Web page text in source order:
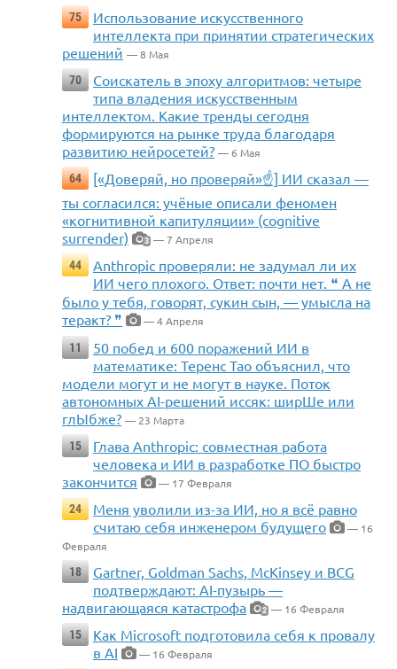
75
Использование искусственного
интеллекта при принятии стратегических
решений — 8 Мая
70
Соискатель в эпоху алгоритмов: четыре
типа владения искусственным
интеллектом. Какие тренды сегодня
формируются на рынке труда благодаря
развитию нейросетей? — 6 Мая
64
[«Доверяй, но проверяй»☝️] ИИ сказал —
ты согласился: учёные описали феномен
«когнитивной капитуляции» (cognitive
surrender)
3 — 7 Апреля
44
Anthropic проверяли: не задумал ли их
ИИ чего плохого. Ответ: почти нет. ❝ А не
было у тебя, говорят, сукин сын, — умысла на
теракт? ❞
— 4 Апреля
11
50 побед и 600 поражений ИИ в
математике: Теренс Тао объяснил, что
модели могут и не могут в науке. Поток
автономных AI-решений иссяк: ширШе или
глЫбже? — 23 Марта
15
Глава Anthropic: совместная работа
человека и ИИ в разработке ПО быстро
закончится
— 17 Февраля
24
Меня уволили из-за ИИ, но я всё равно
считаю себя инженером будущего
— 16
Февраля
18
Gartner, Goldman Sachs, McKinsey и BCG
подтверждают: AI-пузырь —
надвигающаяся катастрофа
2 — 16 Февраля
15
Как Microsoft подготовила себя к провалу
в AI
— 16 Февраля